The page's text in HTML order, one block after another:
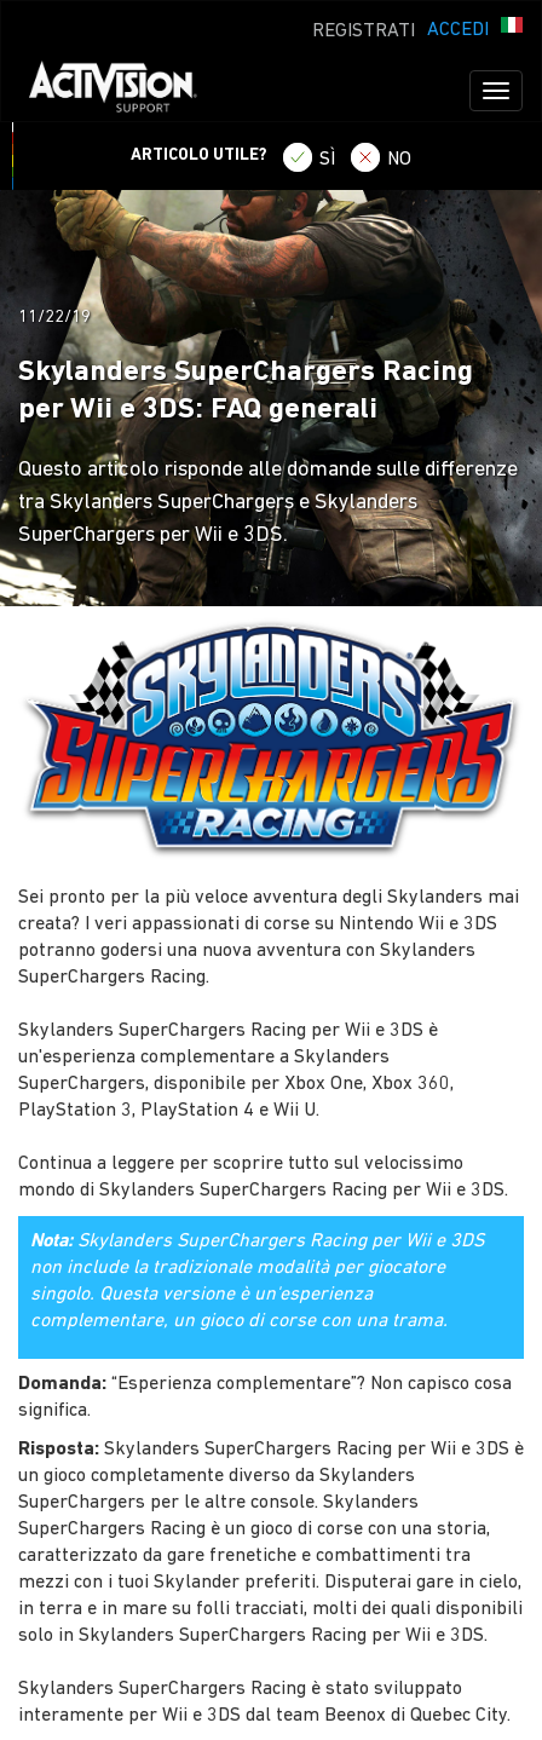
ACCEDI
REGISTRATI
ARTICOLO UTILE? SÌ NO
11/22/19
Skylanders SuperChargers Racing
per Wii e 3DS: FAQ generali
Questo articolo risponde alle domande sulle differenze
tra Skylanders SuperChargers e Skylanders
SuperChargers per Wii e 3DS.
Sei pronto per la più veloce avventura degli Skylanders mai
creata? I veri appassionati di corse su Nintendo Wii e 3DS
potranno godersi una nuova avventura con Skylanders
SuperChargers Racing.
Skylanders SuperChargers Racing per Wii e 3DS è
un'esperienza complementare a Skylanders
SuperChargers, disponibile per Xbox One, Xbox 360,
PlayStation 3, PlayStation 4 e Wii U.
Continua a leggere per scoprire tutto sul velocissimo
mondo di Skylanders SuperChargers Racing per Wii e 3DS.
Nota:Skylanders SuperChargers Racing per Wii e 3DS
non include la tradizionale modalità per giocatore
singolo. Questa versione è un'esperienza
complementare, un gioco di corse con una trama.
Domanda: “Esperienza complementare”? Non capisco cosa
significa.
Risposta: Skylanders SuperChargers Racing per Wii e 3DS è
un gioco completamente diverso da Skylanders
SuperChargers per le altre console. Skylanders
SuperChargers Racing è un gioco di corse con una storia,
caratterizzato da gare frenetiche e combattimenti tra
mezzi con i tuoi Skylander preferiti. Disputerai gare in cielo,
in terra e in mare su folli tracciati, molti dei quali disponibili
solo in Skylanders SuperChargers Racing per Wii e 3DS.
Skylanders SuperChargers Racing è stato sviluppato
interamente per Wii e 3DS dal team Beenox di Quebec City.